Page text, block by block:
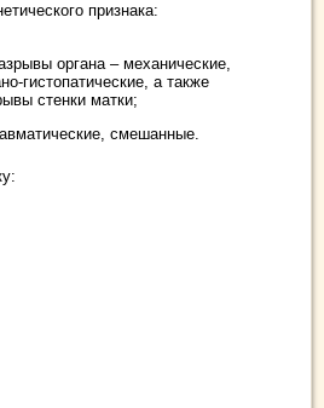
признака:
органа ‒ механические,
гистопатические, а также
стенки матки;
смешанные.